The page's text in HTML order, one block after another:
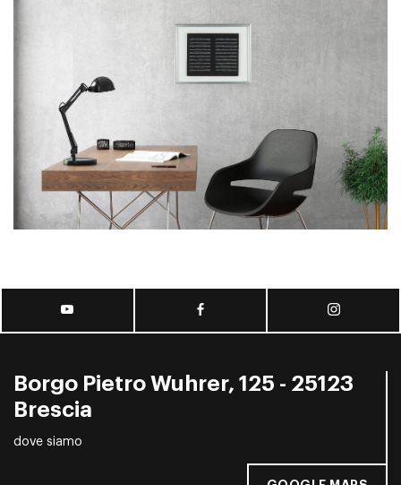
Borgo Pietro Wuhrer, 125 - 25123
Brescia
dove siamo